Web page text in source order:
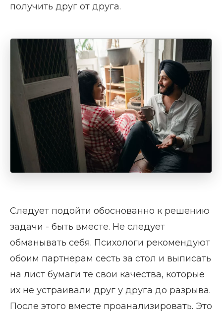
получить друг от друга.
Следует подойти обоснованно к решению
задачи - быть вместе. Не следует
обманывать себя. Психологи рекомендуют
обоим партнерам сесть за стол и выписать
на лист бумаги те свои качества, которые
их не устраивали друг у друга до разрыва.
После этого вместе проанализировать. Это